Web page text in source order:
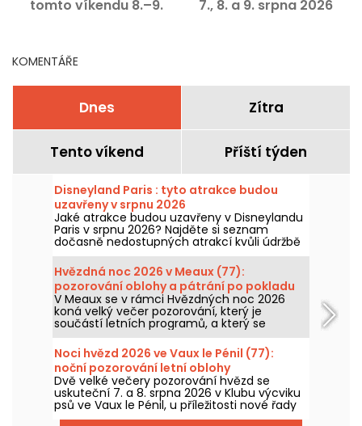
tomto víkendu 8.–9.
7., 8. a 9. srpna 2026
KOMENTÁŘE
Dnes Zítra
Tento víkend Příští týden
Disneyland Paris : tyto atrakce budou
uzavřeny v srpnu 2026
Jaké atrakce budou uzavřeny v Disneylandu
Paris v srpnu 2026? Najděte si seznam
dočasně nedostupných atrakcí kvůli údržbě
nebo rekonstrukci, abyste si mohli
naplánovat návštěvu v parcích Disney.
Hvězdná noc 2026 v Meaux (77):
pozorování oblohy a pátrání po pokladu
V Meaux se v rámci Hvězdných noc 2026
koná velký večer pozorování, který je
součástí letních programů, a který se
uskuteční 7. srpna, aby se návštěvníci stali
neomylnými experty na planety a hvězdy!
Noci hvězd 2026 ve Vaux le Pénil (77):
noční pozorování letní oblohy
Dvě velké večery pozorování hvězd se
uskuteční 7. a 8. srpna 2026 v Klubu výcviku
psů ve Vaux le Pénil, u příležitosti nové řady
Nuits des Etoiles.